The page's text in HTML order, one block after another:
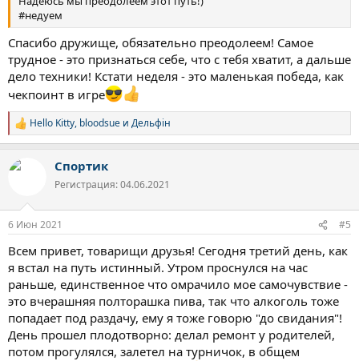
#недуем
Спасибо дружище, обязательно преодолеем! Самое
трудное - это признаться себе, что с тебя хватит, а дальше
дело техники! Кстати неделя - это маленькая победа, как
чекпоинт в игре
Р
е
к
Hello Kitty, bloodsue и Дельфін
Спортик
Регистрация: 04.06.2021
6 Июн 2021 #5
Всем привет, товарищи друзья! Сегодня третий день, как
я встал на путь истинный. Утром проснулся на час
раньше, единственное что омрачило мое самочувствие -
это вчерашняя полторашка пива, так что алкоголь тоже
попадает под раздачу, ему я тоже говорю "до свидания"!
День прошел плодотворно: делал ремонт у родителей,
потом прогулялся, залетел на турничок, в общем